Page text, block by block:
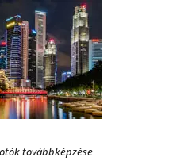
továbbképzése